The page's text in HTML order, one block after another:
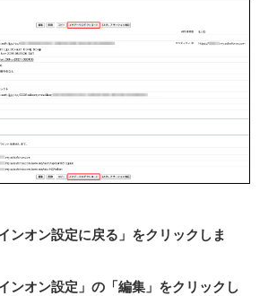
ンオン設定に戻る」をクリックしま
ンオン設定」の「編集」をクリックし